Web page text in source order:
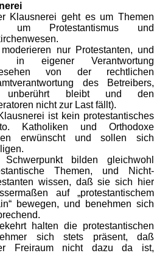
Klausnerei geht es um Themen
um Protestantismus und
nur Protestanten, und
in eigener Verantwortung
von der rechtlichen
des Betreibers,
bleibt und den
nicht zur Last fällt).
ist kein protestantisches
Katholiken und Orthodoxe
erwünscht und sollen sich
Schwerpunkt bilden gleichwohl
Themen, und Nicht-
wissen, daß sie sich hier
auf „protestantischem
bewegen, und benehmen sich
halten die protestantischen
sich stets präsent, daß
Freiraum nicht dazu da ist,